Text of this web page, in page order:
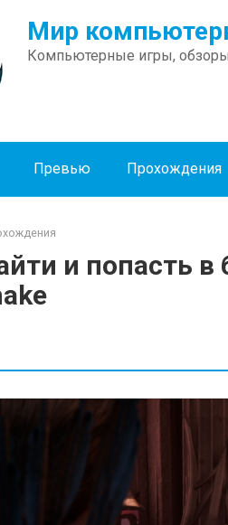
Мир
Компьютерные игры,
Превью Прохождения
и попасть